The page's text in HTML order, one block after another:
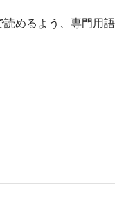
めるよう、専門用語